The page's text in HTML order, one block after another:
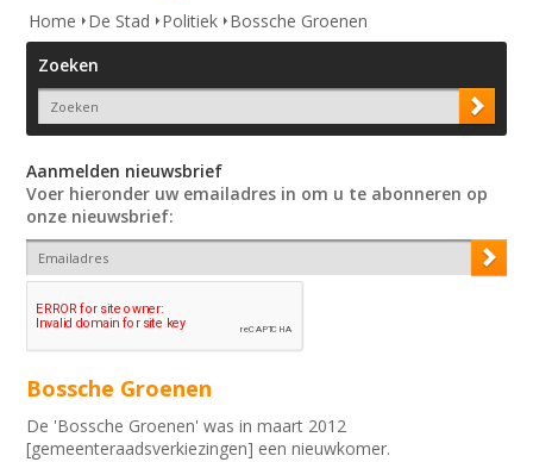
Home
De Stad Politiek Bossche Groenen
Zoeken
Aanmelden nieuwsbrief
Voer hieronder uw emailadres in om u te abonneren op
onze nieuwsbrief:
Bossche Groenen
De 'Bossche Groenen' was in maart 2012
[gemeenteraadsverkiezingen] een nieuwkomer.